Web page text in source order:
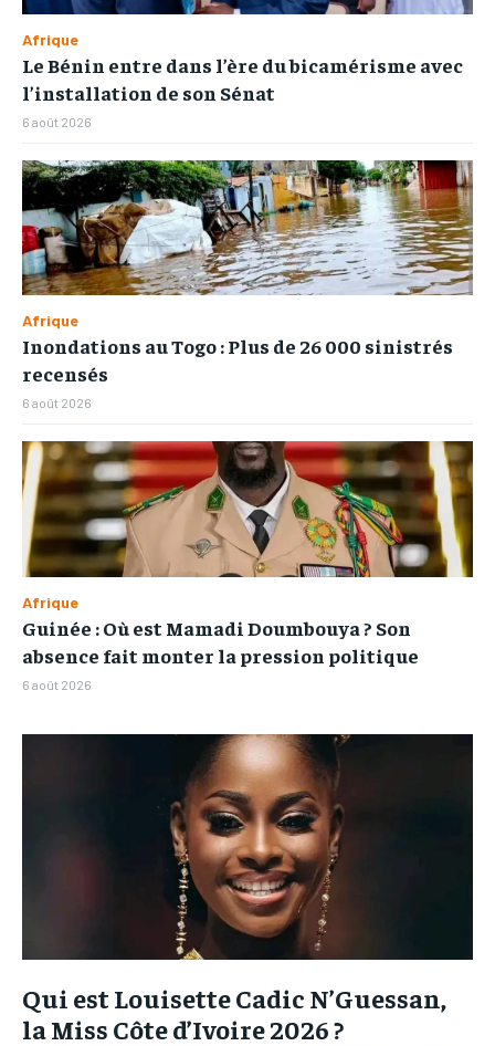
Afrique
Le Bénin entre dans l’ère du bicamérisme avec
l’installation de son Sénat
6 août 2026
Afrique
Inondations au Togo : Plus de 26 000 sinistrés
recensés
6 août 2026
Afrique
Guinée : Où est Mamadi Doumbouya ? Son
absence fait monter la pression politique
6 août 2026
Qui est Louisette Cadic N’Guessan,
la Miss Côte d’Ivoire 2026 ?